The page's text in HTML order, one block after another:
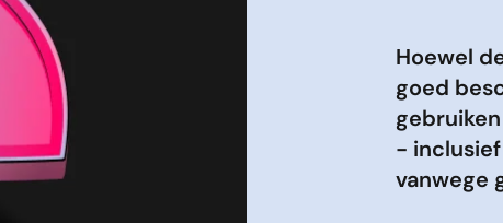
Hoewel
goed
-
vanwege